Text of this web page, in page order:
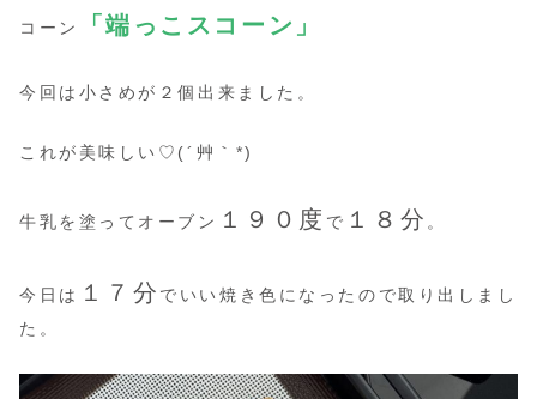
コーン 「端っこスコーン」
今回は小さめが２個出来ました。
これが美味しい♡(´艸｀*)
牛乳を塗ってオーブン １９０度 で １８分 。
今日は １７分 でいい焼き色になったので取り出しまし
た。